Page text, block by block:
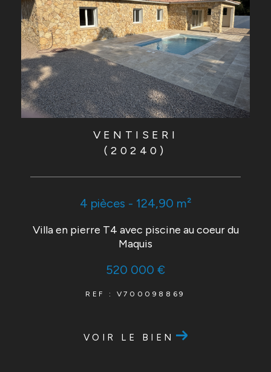
VENTISERI
(20240)
4 pièces - 124,90 m²
Villa en pierre T4 avec piscine au coeur du
Maquis
520 000 €
REF : V700098869
VOIR LE BIEN